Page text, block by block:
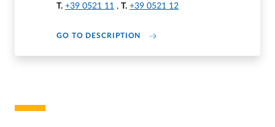
T. +39 0521 11 , T. +39 0521 12
GO TO DESCRIPTION DI CENTRO UNIVERSITARIO DI